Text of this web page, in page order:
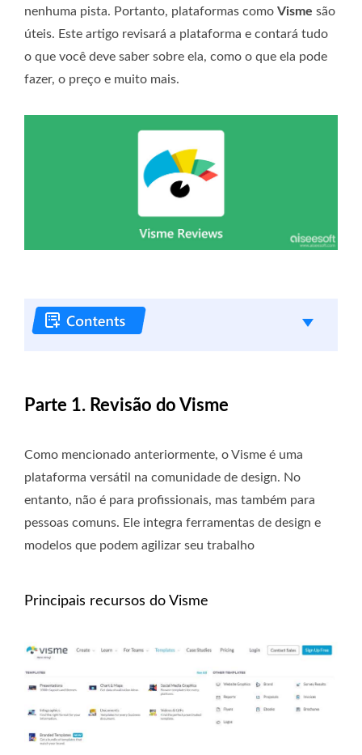
nenhuma pista. Portanto, plataformas como Visme são
úteis. Este artigo revisará a plataforma e contará tudo
o que você deve saber sobre ela, como o que ela pode
fazer, o preço e muito mais.
Parte 1. Revisão do Visme
Como mencionado anteriormente, o Visme é uma
plataforma versátil na comunidade de design. No
entanto, não é para profissionais, mas também para
pessoas comuns. Ele integra ferramentas de design e
modelos que podem agilizar seu trabalho
Principais recursos do Visme